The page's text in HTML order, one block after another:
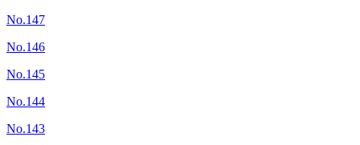
No.147
No.146
No.145
No.144
No.143